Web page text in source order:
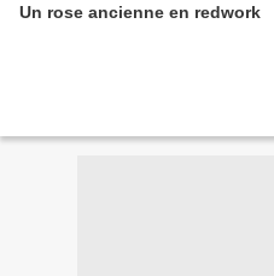
Un rose ancienne en redwork